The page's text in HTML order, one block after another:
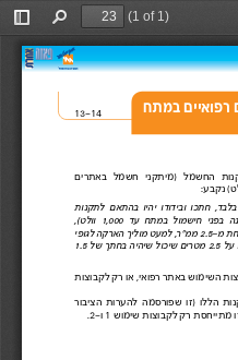
Toggle
Sidebar
Find
(1 of 1)
במתח 13-14
באתרים חשמל מיתקני החשמל   )
נקבע:
לתקנות
בהתאם יהיו ובידודו חתכו בלבד,
וולט(,
1,000 עד במתח חישמול בפני
לגופי
הארקה מוליך למעט ממ"ר, 2.5-מ
1.5
של בחתך שיהיה שיכול מטרים 2.5 על
לקבוצות
רק או רפואי , באתר השימוש
הציבור
להערות שפורסמה הללו  )זו
.2-ו
שימוש  1 לקבוצות